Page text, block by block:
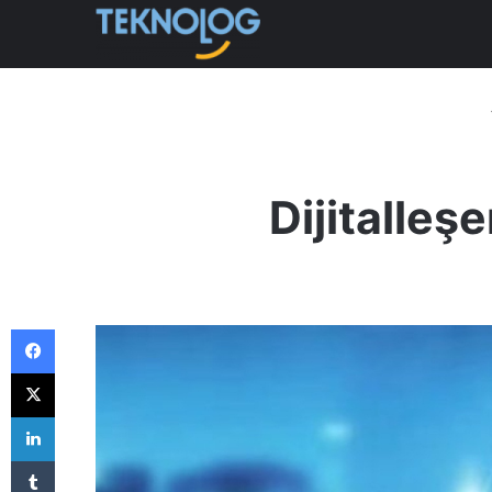
Facebook
X
LinkedIn
Tumblr